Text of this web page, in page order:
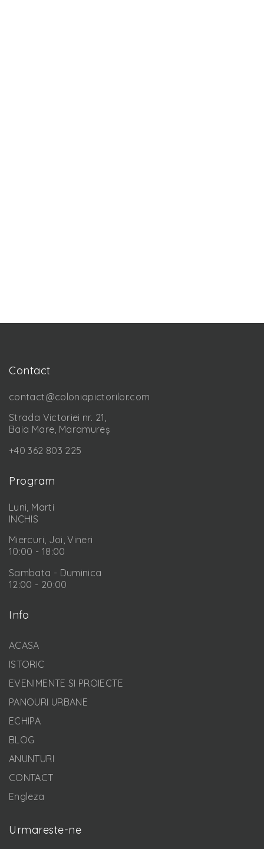
Contact
contact@coloniapictorilor.com
Strada Victoriei nr. 21,
Baia Mare, Maramureș
+40 362 803 225
Program
Luni, Marti
INCHIS
Miercuri, Joi, Vineri
10:00 - 18:00
Sambata - Duminica
12:00 - 20:00
Info
ACASA
ISTORIC
EVENIMENTE SI PROIECTE
PANOURI URBANE
ECHIPA
BLOG
ANUNTURI
CONTACT
Engleza
Urmareste-ne